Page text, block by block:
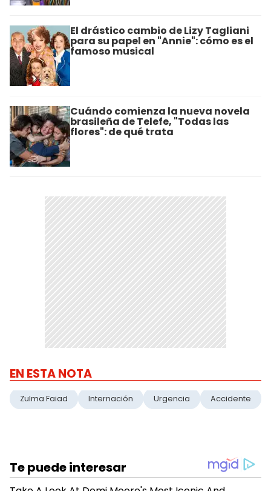
El drástico cambio de Lizy Tagliani
para su papel en "Annie": cómo es el
famoso musical
Cuándo comienza la nueva novela
brasileña de Telefe, "Todas las
flores": de qué trata
EN ESTA NOTA
Zulma Faiad Internación Urgencia Accidente